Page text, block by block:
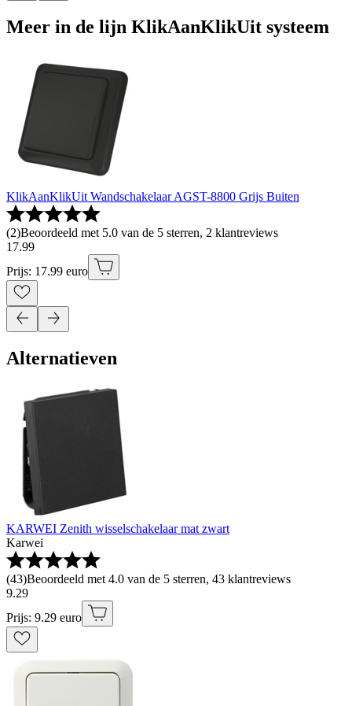
Meer in de lijn KlikAanKlikUit systeem
KlikAanKlikUit Wandschakelaar AGST-8800 Grijs Buiten
(2)Beoordeeld met 5.0 van de 5 sterren, 2 klantreviews
17.99
Prijs: 17.99 euro
Alternatieven
KARWEI Zenith wisselschakelaar mat zwart
Karwei
(43)Beoordeeld met 4.0 van de 5 sterren, 43 klantreviews
9.29
Prijs: 9.29 euro